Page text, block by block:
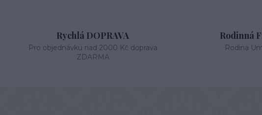
Rychlá DOPRAVA
Pro objednávku nad 2000 Kč doprava
ZDARMA
Rodinná
Rodina